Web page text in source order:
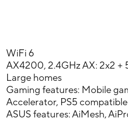
WiFi 6
AX4200, 2.4GHz AX: 2x2 +
Large homes
Gaming features: Mobile
Accelerator, PS5 compatible
ASUS features: AiMesh,